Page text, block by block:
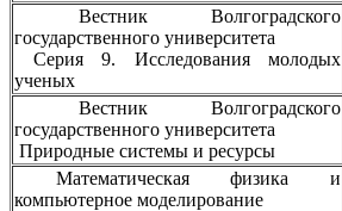
Вестник Волгоградского
государственного университета
Серия 9. Исследования молодых
ученых
Вестник Волгоградского
государственного университета
Природные системы и ресурсы
Математическая физика и
компьютерное моделирование